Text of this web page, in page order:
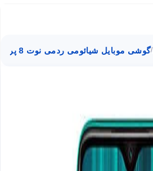
/گوشی موبایل شیائومی ردمی نوت 8 پرو دو سیمکارت با ظرفیت 64 گیگابایت